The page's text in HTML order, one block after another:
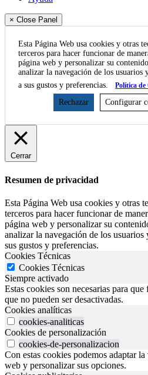
× Close Panel
Esta Página Web usa cookies y otras
terceros para hacer funcionar de
página web y personalizar su
analizar la navegación de los
a sus gustos y preferencias.
Política de
Rechazar Configurar
Cerrar
Resumen de privacidad
Esta Página Web usa cookies y otras
terceros para hacer funcionar de
página web y personalizar su
analizar la navegación de los
sus gustos y preferencias.
Cookies Técnicas
Cookies Técnicas
Siempre activado
Estas cookies son necesarias para
que no pueden ser desactivadas.
Cookies analíticas
cookies-analiticas
Cookies de personalización
cookies-de-personalizacion
Con estas cookies podemos adaptar
web y personalizar sus opciones.